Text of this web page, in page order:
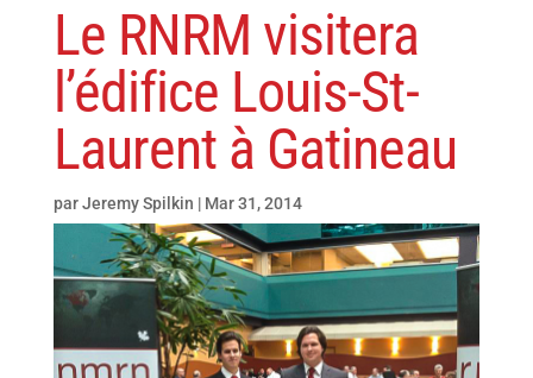
Le RNRM visitera
l’édifice Louis-St-
Laurent à Gatineau
parJeremy Spilkin | Mar 31, 2014